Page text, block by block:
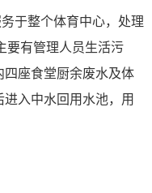
于整个体育中心，处理
要有管理人员生活污
座食堂厨余废水及体
入中水回用水池，用